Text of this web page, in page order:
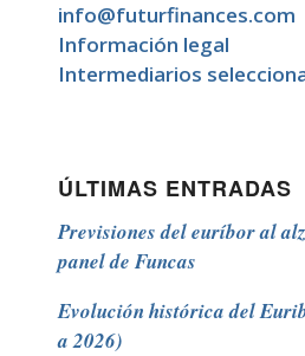
info@futurfinances.com
Información legal
Intermediarios
ÚLTIMAS ENTRADAS
Previsiones del euríbor al
panel de Funcas
Evolución histórica del
a 2026)